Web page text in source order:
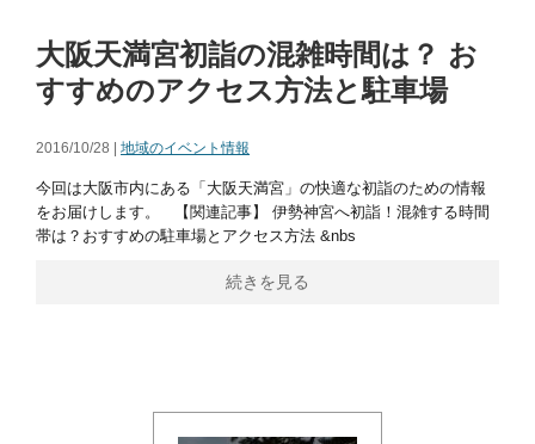
大阪天満宮初詣の混雑時間は？ お
すすめのアクセス方法と駐車場
2016/10/28 | 地域のイベント情報
今回は大阪市内にある「大阪天満宮」の快適な初詣のための情報
をお届けします。 【関連記事】 伊勢神宮へ初詣！混雑する時間
帯は？おすすめの駐車場とアクセス方法 &nbs
続きを見る